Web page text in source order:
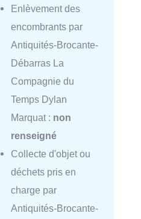
Enlèvement des
encombrants par
Antiquités-Brocante-
Débarras La
Compagnie du
Temps Dylan
Marquat : non
renseigné
Collecte d'objet ou
déchets pris en
charge par
Antiquités-Brocante-